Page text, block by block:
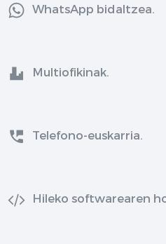
WhatsApp bidaltzea.
Multiofikinak.
Telefono-euskarria.
Hileko softwarearen